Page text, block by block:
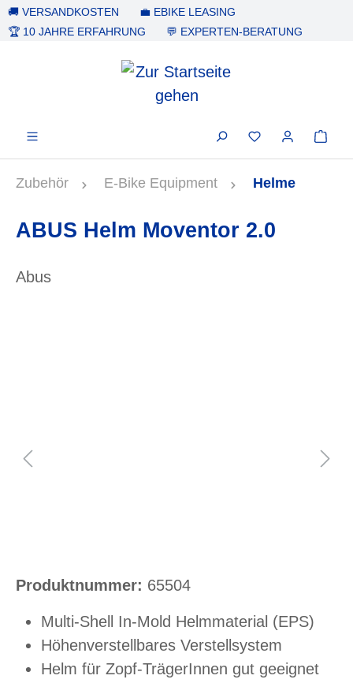
springen
🚚 VERSANDKOSTEN
💼 EBIKE LEASING
🏆 10 JAHRE ERFAHRUNG
💬 EXPERTEN-BERATUNG
Zubehör E-Bike Equipment Helme
ABUS Helm Moventor 2.0
Abus
Produktnummer: 65504
Multi-Shell In-Mold Helmmaterial (EPS)
Höhenverstellbares Verstellsystem
Helm für Zopf-TrägerInnen gut geeignet